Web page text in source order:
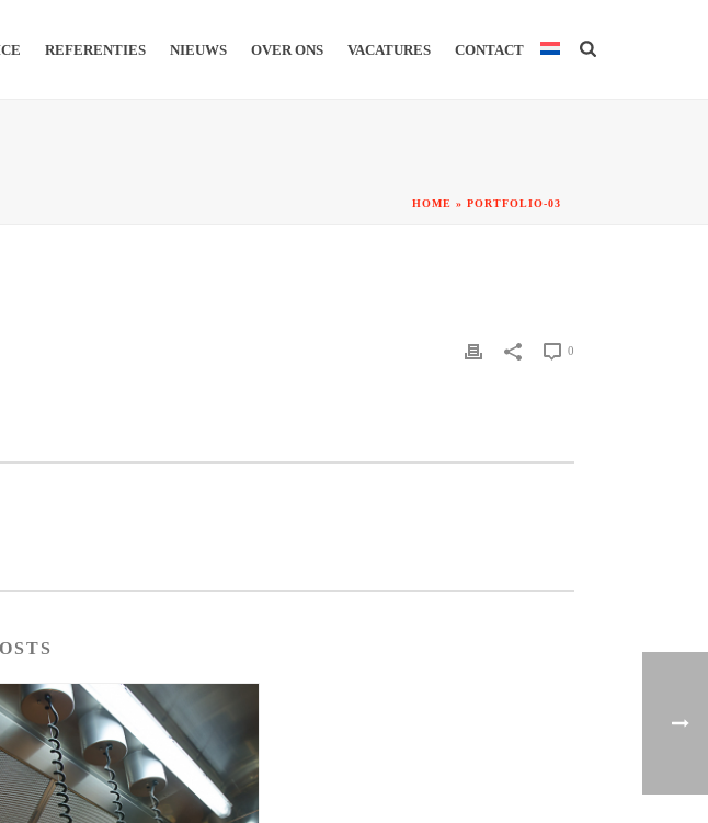
REFERENTIES NIEUWS OVER ONS VACATURES CONTACT
HOME » PORTFOLIO-03
0